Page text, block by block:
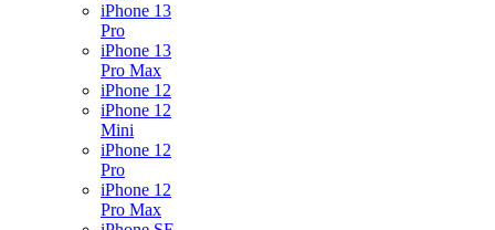
iPhone 13
Pro
iPhone 13
Pro Max
iPhone 12
iPhone 12
Mini
iPhone 12
Pro
iPhone 12
Pro Max